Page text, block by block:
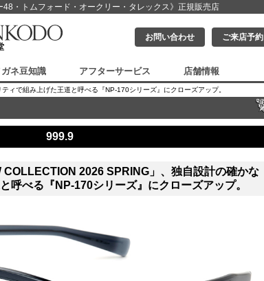
48・トムフォード・オークリー・タレックス》 正規販売店
ご来店予約
お問い合わせ
ガネ豆知識 アフターサービス 店舗情報
で組み上げた王道と呼べる『NP-170シリーズ』にクローズアップ。
999.9
2026 SPRING」、独自設計の確かな
呼べる『NP-170シリーズ』にクローズアップ。